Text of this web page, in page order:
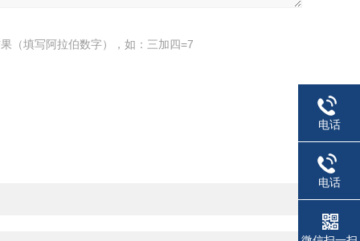
（填写阿拉伯数字），如：三加四=7
电话
电话